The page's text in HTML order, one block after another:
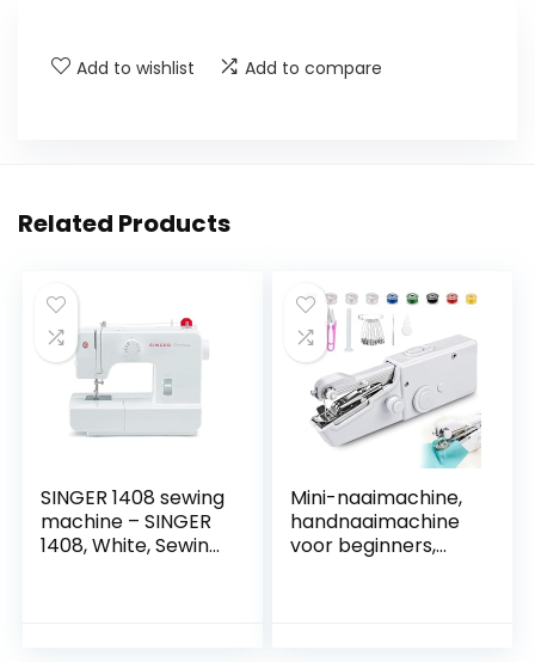
Add to wishlist Add to compare
Related Products
SINGER 1408 sewing
machine – SINGER
1408, White, Sewing,
Mini-naaimachine,
handnaaimachine
voor beginners,